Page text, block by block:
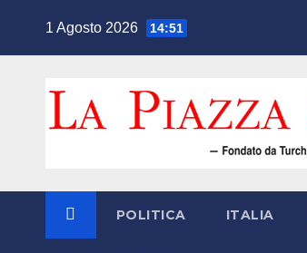
1 Agosto 2026 14:51
POLITICA ITALIA